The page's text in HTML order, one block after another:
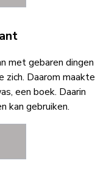
met gebaren dingen
zich. Daarom maakte
een boek. Daarin
kan gebruiken.